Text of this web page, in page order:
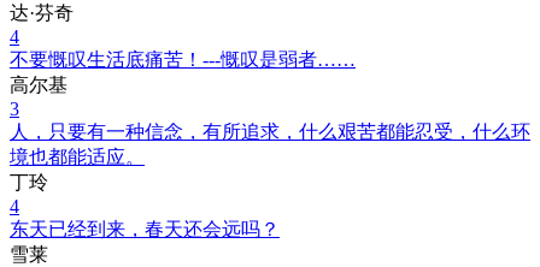
达·芬奇
4
不要慨叹生活底痛苦！---慨叹是弱者……
高尔基
3
人，只要有一种信念，有所追求，什么艰苦都能忍受，什么环
境也都能适应。
丁玲
4
东天已经到来，春天还会远吗？
雪莱